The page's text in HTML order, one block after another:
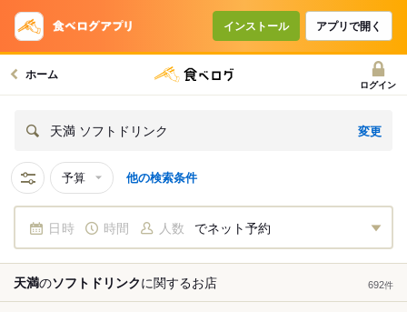
インストール アプリで開く
ホーム
ログイン
天満 ソフトドリンク 変更
予算 他の検索条件
日時 時間 人数 でネット予約
天満のソフトドリンクに関するお店 692件